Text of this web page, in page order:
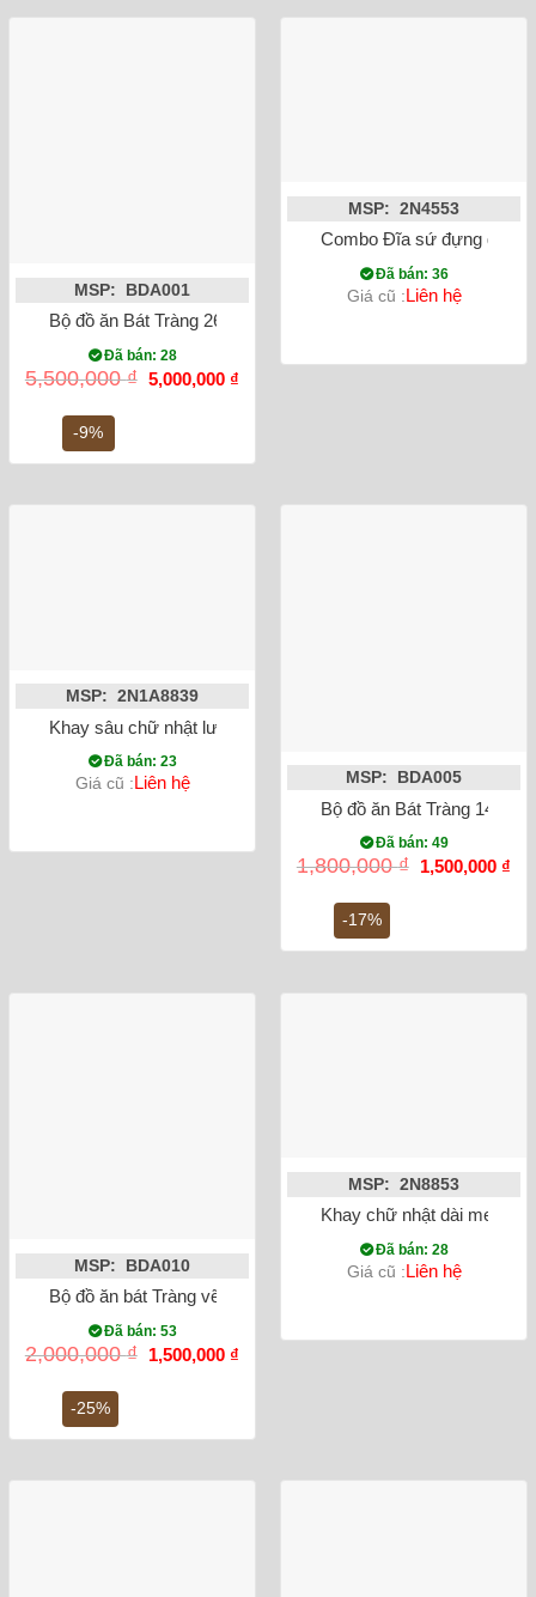
-9%
MSP: BDA001
Bộ đồ ăn Bát Tràng 26 món vẽ tay họa tiết cá men lam cổ
Đã bán: 28
5,500,000₫ Giá
gốc
5,000,000 ₫
MSP: 2N4553
Combo Đĩa sứ đựng gia vị
Đã bán: 36
Giá cũ :Liên hệ
MSP: 2N1A8839
Khay sâu chữ nhật lượn men xanh đá hỏa biến
Đã bán: 23
Giá cũ :Liên hệ
-17%
MSP: BDA005
Bộ đồ ăn Bát Tràng 14
Đã bán: 49
1,800,000₫
Giá
gốc
1,500,000 ₫
-25%
MSP: BDA010
Bộ đồ ăn bát Tràng vẽ tay 21 món vẽ hoa hồng vàng men
Đã bán: 53
2,000,000₫
Giá
gốc
1,500,000 ₫
MSP: 2N8853
Khay chữ nhật dài men
Đã bán: 28
Giá cũ :Liên hệ